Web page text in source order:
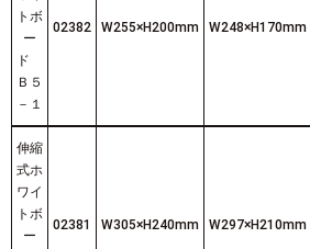
トボ
ー
ド
Ｂ５
－１
02382 W255×H200mm W248×H170mm
伸縮
式ホ
ワイ
トボ
ー
02381 W305×H240mm W297×H210mm